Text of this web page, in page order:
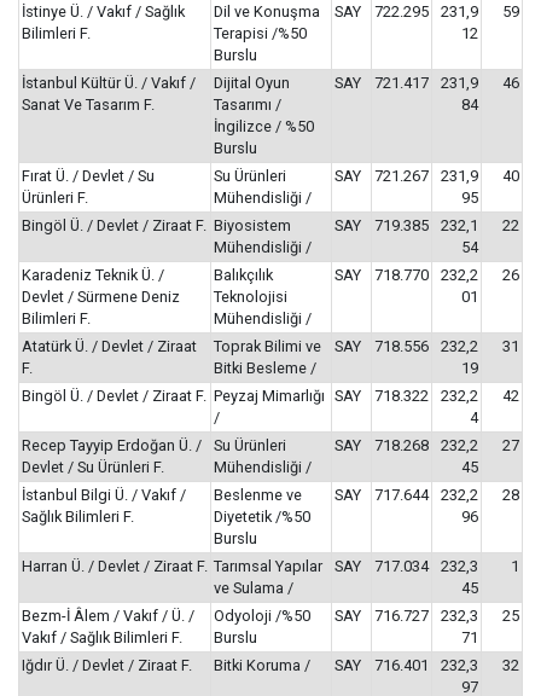
İstinye Ü. / Vakıf / Sağlık
Bilimleri F.
Dil ve Konuşma
Terapisi /%50
Burslu
SAY 722.295
231,9
12
59
İstanbul Kültür Ü. / Vakıf /
Sanat Ve Tasarım F.
Dijital Oyun
Tasarımı /
İngilizce / %50
Burslu
SAY 721.417
231,9
84
46
Fırat Ü. / Devlet / Su
Ürünleri F.
Su Ürünleri
Mühendisliği /
SAY 721.267
231,9
95
40
Bingöl Ü. / Devlet / Ziraat F. Biyosistem
Mühendisliği /
SAY 719.385
232,1
54
22
Karadeniz Teknik Ü. /
Devlet / Sürmene Deniz
Bilimleri F.
Balıkçılık
Teknolojisi
Mühendisliği /
SAY 718.770
232,2
01
26
Atatürk Ü. / Devlet / Ziraat
F.
Toprak Bilimi ve
Bitki Besleme /
SAY 718.556
232,2
19
31
Bingöl Ü. / Devlet / Ziraat F. Peyzaj Mimarlığı
/
SAY 718.322
232,2
4
42
Recep Tayyip Erdoğan Ü. /
Devlet / Su Ürünleri F.
Su Ürünleri
Mühendisliği /
SAY 718.268
232,2
45
27
İstanbul Bilgi Ü. / Vakıf /
Sağlık Bilimleri F.
Beslenme ve
Diyetetik /%50
Burslu
SAY 717.644
232,2
96
28
Harran Ü. / Devlet / Ziraat F. Tarımsal Yapılar
ve Sulama /
SAY 717.034
232,3
45
1
Bezm-İ Âlem / Vakıf / Ü. /
Vakıf / Sağlık Bilimleri F.
Odyoloji /%50
Burslu
SAY 716.727
232,3
71
25
Iğdır Ü. / Devlet / Ziraat F. Bitki Koruma / SAY 716.401
232,3
97
32